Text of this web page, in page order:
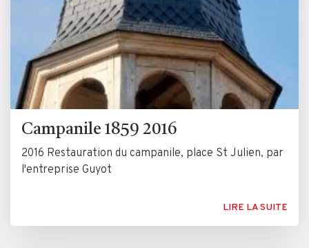
Campanile 1859 2016
2016 Restauration du campanile, place St Julien, par
l'entreprise Guyot
LIRE LA SUITE